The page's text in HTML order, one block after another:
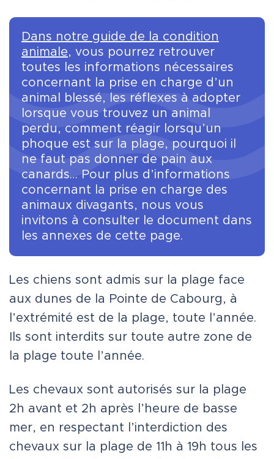
Dans notre guide de la condition
animale, vous pourrez retrouver
toutes les informations nécessaires
concernant la prise en charge d’un
animal blessé, les réflexes à adopter
lorsque vous trouvez un animal
perdu, comment réagir lorsqu’un
phoque est sur la plage, pourquoi il
ne faut pas donner de pain aux
canards… Pour plus d’informations
concernant la prise en charge des
animaux divagants, nous vous
invitons à consulter le document dans
les annexes de cette page.
Les chiens sont admis sur la plage face
aux dunes de la Pointe de Cabourg, à
l’extrémité est de la plage, toute l’année.
Ils sont interdits sur toute autre zone de
la plage toute l’année.
Les chevaux sont autorisés sur la plage
2h avant et 2h après l’heure de basse
mer, en respectant l’interdiction des
chevaux sur la plage de 11h à 19h tous les